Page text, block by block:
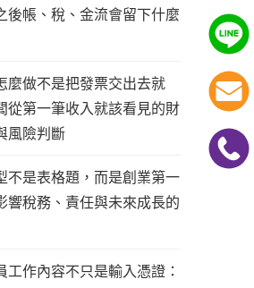
後帳、稅、金流會留下什麼
麼做不是把發票交出去就
從第一筆收入就該看見的財
風險判斷
不是表格題，而是創業第一
響稅務、責任與未來成長的
工作內容不只是輸入憑證：